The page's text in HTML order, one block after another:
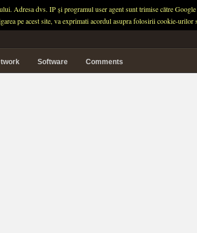
Software Comments
Adresa dvs. IP și programul user agent sunt trimise către
pe acest site, va exprimati acordul asupra folosirii cookie-